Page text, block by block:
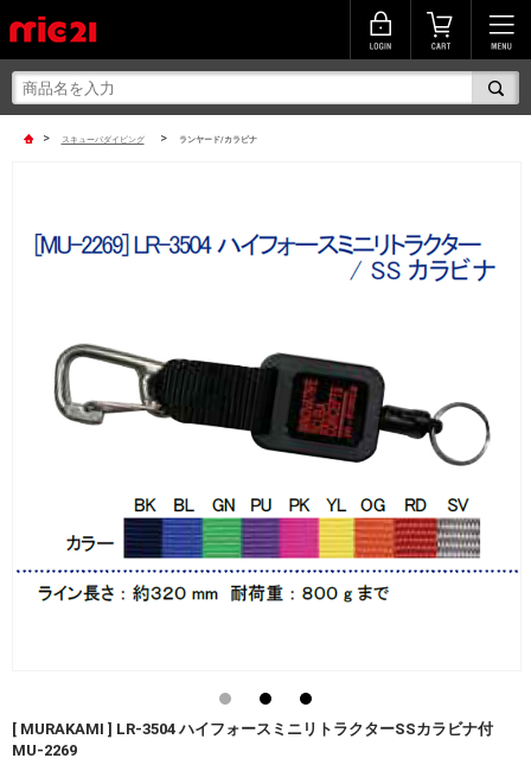
> スキューバダイビング > ランヤード/カラビナ
[ MURAKAMI ] LR-3504 ハイフォースミニリトラクターSSカラビナ付
MU-2269